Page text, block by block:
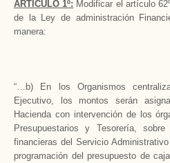
ARTICULO 1º: Modificar el artículo
de la Ley de administración
manera:
“…b) En los Organismos
Ejecutivo, los montos serán
Hacienda con intervención de los
Presupuestarios y Tesorería,
financieras del Servicio
programación del presupuesto de